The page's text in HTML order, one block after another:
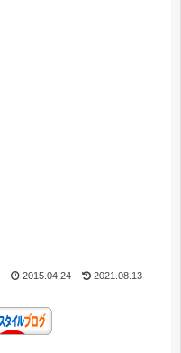
2015.04.24 2021.08.13